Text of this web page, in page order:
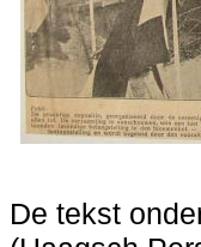
De tekst